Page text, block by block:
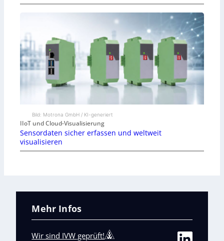
Bild: Motrona GmbH / KI-generiert
IIoT und Cloud-Visualisierung
Sensordaten sicher erfassen und weltweit
visualisieren
Mehr Infos
Wir sind IVW geprüft!